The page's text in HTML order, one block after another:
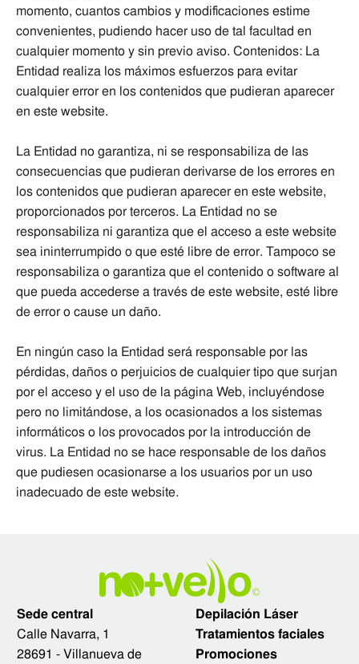
momento, cuantos cambios y modificaciones estime
convenientes, pudiendo hacer uso de tal facultad en
cualquier momento y sin previo aviso. Contenidos: La
Entidad realiza los máximos esfuerzos para evitar
cualquier error en los contenidos que pudieran aparecer
en este website.
La Entidad no garantiza, ni se responsabiliza de las
consecuencias que pudieran derivarse de los errores en
los contenidos que pudieran aparecer en este website,
proporcionados por terceros. La Entidad no se
responsabiliza ni garantiza que el acceso a este website
sea ininterrumpido o que esté libre de error. Tampoco se
responsabiliza o garantiza que el contenido o software al
que pueda accederse a través de este website, esté libre
de error o cause un daño.
En ningún caso la Entidad será responsable por las
pérdidas, daños o perjuicios de cualquier tipo que surjan
por el acceso y el uso de la página Web, incluyéndose
pero no limitándose, a los ocasionados a los sistemas
informáticos o los provocados por la introducción de
virus. La Entidad no se hace responsable de los daños
que pudiesen ocasionarse a los usuarios por un uso
inadecuado de este website.
Sede central
Calle Navarra, 1
28691 - Villanueva de
Depilación Láser
Tratamientos faciales
Promociones